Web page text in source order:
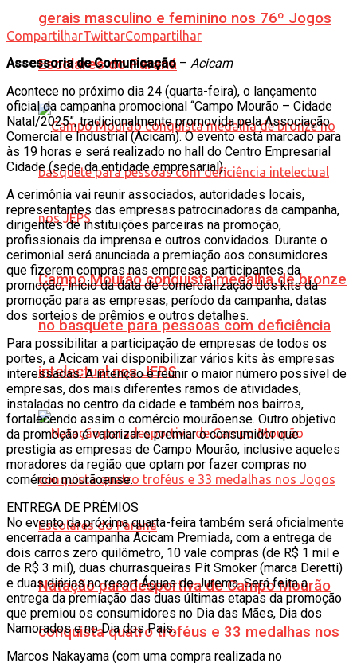
gerais masculino e feminino nos 76º Jogos
Escolares do Paraná
Campo Mourão conquista medalha de bronze
no basquete para pessoas com deficiência
intelectual nos JEPS
Natação paradesportiva de Campo Mourão
conquista quatro troféus e 33 medalhas nos
CompartilharTwittarCompartilhar
Assessoria de Comunicação – Acicam
Acontece no próximo dia 24 (quarta-feira), o lançamento
oficial da campanha promocional “Campo Mourão – Cidade
Natal/2025”, tradicionalmente promovida pela Associação
Comercial e Industrial (Acicam). O evento está marcado para
às 19 horas e será realizado no hall do Centro Empresarial
Cidade (sede da entidade empresarial).
A cerimônia vai reunir associados, autoridades locais,
representantes das empresas patrocinadoras da campanha,
dirigentes de instituições parceiras na promoção,
profissionais da imprensa e outros convidados. Durante o
cerimonial será anunciada a premiação aos consumidores
que fizerem compras nas empresas participantes da
promoção, início da data de comercialização dos kits da
promoção para as empresas, período da campanha, datas
dos sorteios de prêmios e outros detalhes.
Para possibilitar a participação de empresas de todos os
portes, a Acicam vai disponibilizar vários kits às empresas
interessadas. A intenção é reunir o maior número possível de
empresas, dos mais diferentes ramos de atividades,
instaladas no centro da cidade e também nos bairros,
fortalecendo assim o comércio mourãoense. Outro objetivo
da promoção é valorizar e premiar o consumidor que
prestigia as empresas de Campo Mourão, inclusive aqueles
moradores da região que optam por fazer compras no
comércio mourãoense.
ENTREGA DE PRÊMIOS
No evento da próxima quarta-feira também será oficialmente
encerrada a campanha Acicam Premiada, com a entrega de
dois carros zero quilômetro, 10 vale compras (de R$ 1 mil e
de R$ 3 mil), duas churrasqueiras Pit Smoker (marca Deretti)
e duas diárias no resort Águas de Jurema. Será feita a
entrega da premiação das duas últimas etapas da promoção
que premiou os consumidores no Dia das Mães, Dia dos
Namorados e no Dia dos Pais.
Marcos Nakayama (com uma compra realizada no